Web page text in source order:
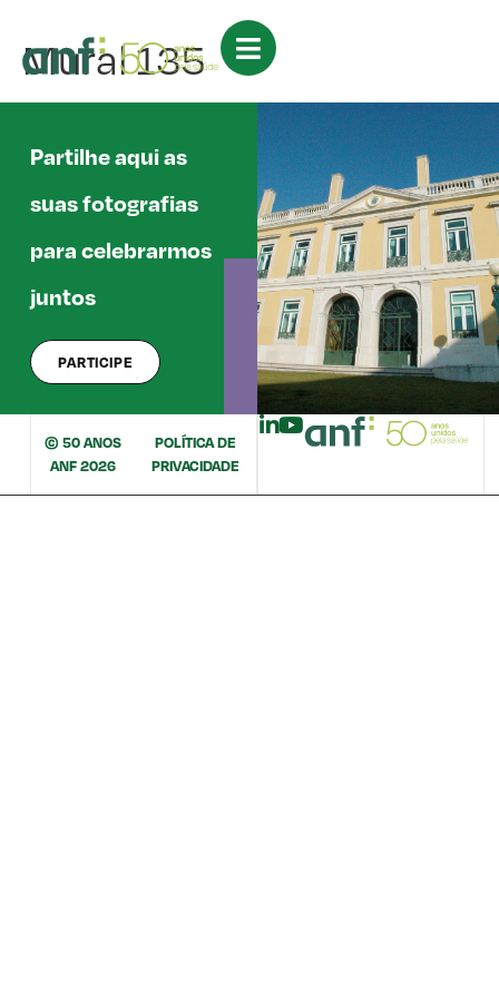
Mural 135
Partilhe aqui as
suas fotografias
para celebrarmos
juntos
PARTICIPE
© 50 ANOS
ANF 2026
POLÍTICA DE
PRIVACIDADE